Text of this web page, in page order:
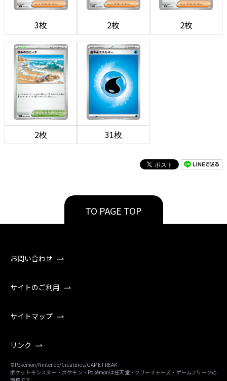
3枚 2枚 2枚
2枚 31枚
TO PAGE TOP
お問い合わせ
サイトのご利用
サイトマップ
リンク
©Pokémon/Nintendo/Creatures/GAME FREAK
ポケットモンスター・ポケモン・Pokémonは任天堂・クリーチャーズ・ゲームフリークの